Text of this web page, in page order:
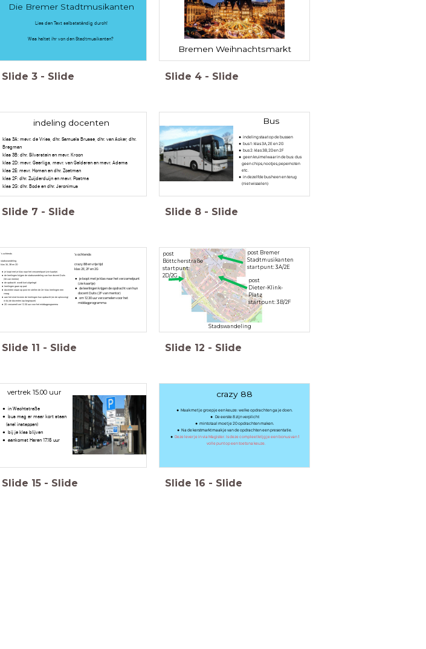
Die Bremer Stadtmusikanten
Lies den Text selbstständig durch!
Was haltet ihr von den Stadtmusikanten?
Slide 3 - Slide
Bremen Weihnachtsmarkt
Slide 4 - Slide
indeling docenten
klas 3A: mevr. de Vries, dhr. Samuels Brusse, dhr. van Acker, dhr.
Bregman
klas 3B: dhr. Silverstein en mevr. Kroon
klas 2D: mevr. Geerligs, mevr. van Gelderen en mevr. Adema
klas 2E: mevr. Homan en dhr. Zoetman
klas 2F: dhr. Zuijderduijn en mevr. Postma
klas 2G: dhr. Bode en dhr. Jeronimus
Slide 7 - Slide
Bus
indeling staat op de bussen
bus 1: klas 3A, 2E en 2G
bus 2: klas 3B, 2D en 2F
geen kruimelwaar in de bus: dus
geen chips, nootjes, pepernoten
etc.
in dezelfde bus heen en terug
(niet wisselen)
Slide 8 - Slide
's ochtends
stadswandeling
klas 3A, 3B en 2D
je loopt met je klas naar het verzamelpunt (zie kaartje)
de leerlingen krijgen de stadswandeling van hun docent Duits
(3A van mentor)
de opdracht wordt kort uitgelegd
leerlingen gaan op pad
docenten staan op post en stellen de 2e-klas leerlingen een
vraag
aan het eind leveren de leerlingen hun opdracht (en de oplossing)
in bij de docenten (op beginpunt)
2D verzamelt om 12.30 uur voor het middagprogramma
's ochtends
crazy 88 en vrije tijd
klas 2E, 2F en 2G
je loopt met je klas naar het verzamelpunt
(zie kaartje)
de leerlingen krijgen de opdracht van hun
docent Duits (2F van mentor)
om 12.30 uur verzamelen voor het
middagprogramma
Slide 11 - Slide
post
Böttcherstraße
startpunt:
2D/2G
post
Dieter-Klink-
Platz
startpunt: 3B/2F
post Bremer
Stadtmusikanten
startpunt: 3A/2E
Stadswandeling
Slide 12 - Slide
vertrek 15.00 uur
in Wachtstraße
bus mag er maar kort staan
(snel instappen)
bij je klas blijven
aankomst Haren 17.15 uur
Slide 15 - Slide
crazy 88
Maak met je groepje een keuze: welke opdrachten ga je doen.
De eerste 8 zijn verplicht
mintotaal moet je 20 opdrachten maken.
Na de kerstmarkt maak je van de opdrachten een presentatie.
Deze lever je in via Magister. Is deze compleet krijg je een bonus van 1
volle punt op een toets na keuze.
Slide 16 - Slide